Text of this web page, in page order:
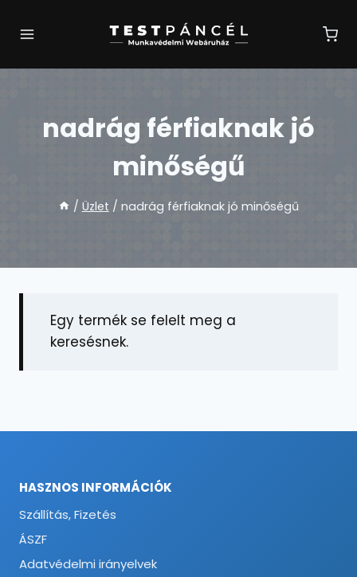
nadrág férfiaknak jó
minőségű
/ Üzlet / nadrág férfiaknak jó minőségű
Egy termék se felelt meg a
keresésnek.
HASZNOS INFORMÁCIÓK
Szállítás, Fizetés
ÁSZF
Adatvédelmi irányelvek